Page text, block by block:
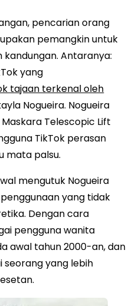
pencarian orang
pemangkin untuk
Antaranya:
yang
tajaan terkenal oleh
Nogueira. Nogueira
Telescopic Lift
TikTok perasan
mata palsu.
mengutuk Nogueira
yang tidak
Dengan cara
pengguna wanita
awal tahun 2000-an, dan
seorang yang lebih